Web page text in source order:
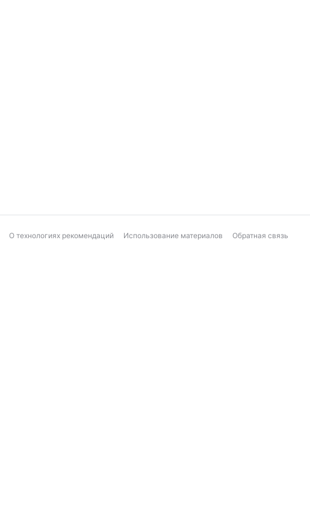
О технологиях рекомендаций Использование материалов Обратная связь